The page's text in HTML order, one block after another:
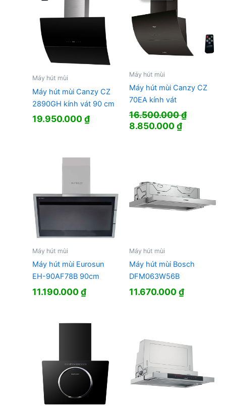
Máy hút mùi
Máy hút mùi Canzy CZ
2890GH kính vát 90 cm
19.950.000₫
Máy hút mùi
Máy hút mùi Canzy CZ
70EA kính vát
16.500.000₫
Giá
8.850.000₫Giá
Máy hút mùi
Máy hút mùi Eurosun
EH-90AF78B 90cm
11.190.000₫
Máy hút mùi
Máy hút mùi Bosch
DFM063W56B
11.670.000₫